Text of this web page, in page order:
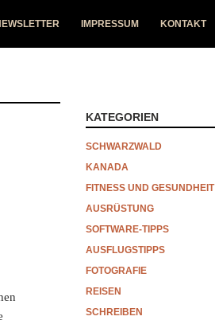
IMPRESSUM KONTAKT
KATEGORIEN
SCHWARZWALD
KANADA
FITNESS UND GESUNDHEIT
AUSRÜSTUNG
SOFTWARE-TIPPS
AUSFLUGSTIPPS
FOTOGRAFIE
REISEN
SCHREIBEN